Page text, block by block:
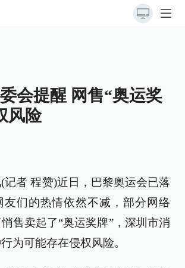
会提醒 网售“奥运奖
风险
记者 程赞)近日，巴黎奥运会已落
友们的热情依然不减，部分网络
售卖起了“奥运奖牌”，深圳市消
为可能存在侵权风险。